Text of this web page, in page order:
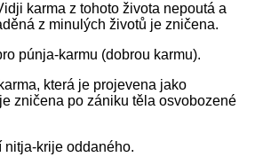
karma z tohoto života nepoutá a
z minulých životů je zničena.
púnja-karmu (dobrou karmu).
která je projevena jako
zničena po zániku těla osvobozené
nitja-krije oddaného.